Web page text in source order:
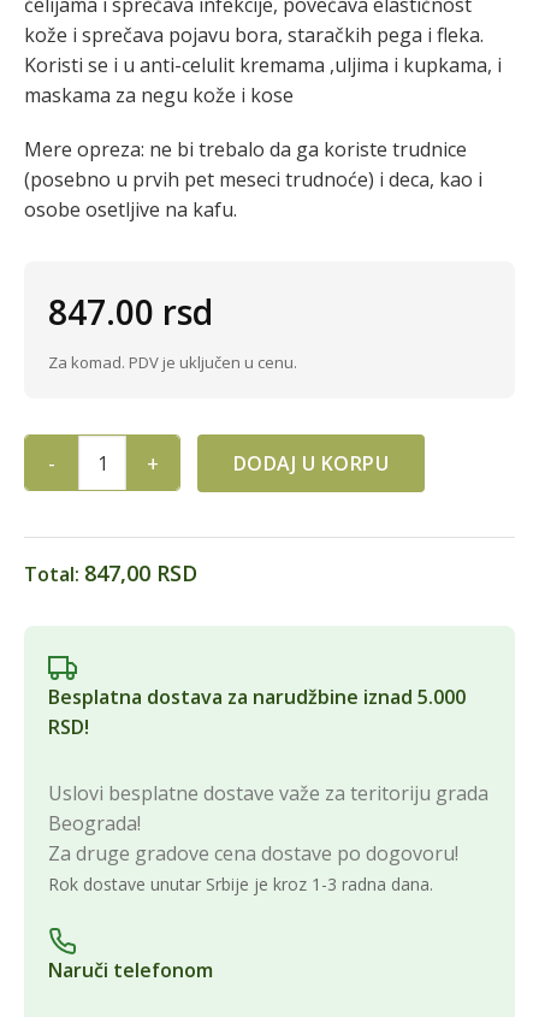
kože i sprečava pojavu bora, staračkih pega i fleka.
Koristi se i u anti-celulit kremama ,uljima i kupkama, i
maskama za negu kože i kose
Mere opreza: ne bi trebalo da ga koriste trudnice
(posebno u prvih pet meseci trudnoće) i deca, kao i
osobe osetljive na kafu.
847.00 rsd
Za komad. PDV je uključen u cenu.
ETERRA ULJE KAFE 10ml quantityDODAJ U KORPU
Total: 847,00 RSD
Besplatna dostava za narudžbine iznad 5.000
RSD!
Uslovi besplatne dostave važe za teritoriju grada
Beograda!
Za druge gradove cena dostave po dogovoru!
Rok dostave unutar Srbije je kroz 1-3 radna dana.
Naruči telefonom